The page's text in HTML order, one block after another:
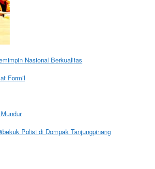
Nasional Berkualitas
Formil
Polisi di Dompak Tanjungpinang